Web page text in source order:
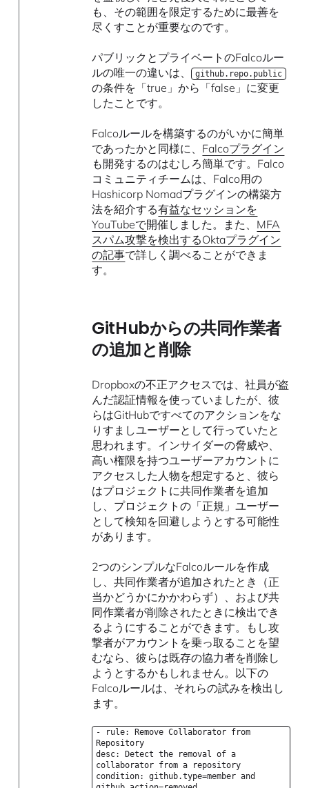
も、その範囲を限定するために最善を
尽くすことが重要なのです。
パブリックとプライベートのFalcoルー
ルの唯一の違いは、 github.repo.public
の条件を「true」から「false」に変更
したことです。
Falcoルールを構築するのがいかに簡単
であったかと同様に、 Falcoプラグイン
も開発するのはむしろ簡単です。Falco
コミュニティチームは、Falco用の
Hashicorp Nomadプラグインの構築方
法を紹介する有益なセッションを
YouTubeで開催しました。また、 MFA
スパム攻撃を検出するOktaプラグイン
の記事で詳しく調べることができま
す。
GitHubからの共同作業者
の追加と削除
Dropboxの不正アクセスでは、社員が盗
んだ認証情報を使っていましたが、彼
らはGitHubですべてのアクションをな
りすましユーザーとして行っていたと
思われます。インサイダーの脅威や、
高い権限を持つユーザーアカウントに
アクセスした人物を想定すると、彼ら
はプロジェクトに共同作業者を追加
し、プロジェクトの「正規」ユーザー
として検知を回避しようとする可能性
があります。
2つのシンプルなFalcoルールを作成
し、共同作業者が追加されたとき（正
当かどうかにかかわらず）、および共
同作業者が削除されたときに検出でき
るようにすることができます。もし攻
撃者がアカウントを乗っ取ることを望
むなら、彼らは既存の協力者を削除し
ようとするかもしれません。以下の
Falcoルールは、それらの試みを検出し
ます。
- rule: Remove Collaborator from
Repository
desc: Detect the removal of a
collaborator from a repository
condition: github.type=member and